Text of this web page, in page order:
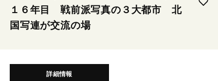
１６年目 戦前派写真の３大都市 北
国写連が交流の場
詳細情報